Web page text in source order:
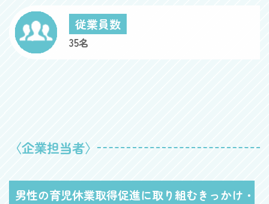
従業員数
35名
〈企業担当者〉
男性の育児休業取得促進に取り組むきっかけ・